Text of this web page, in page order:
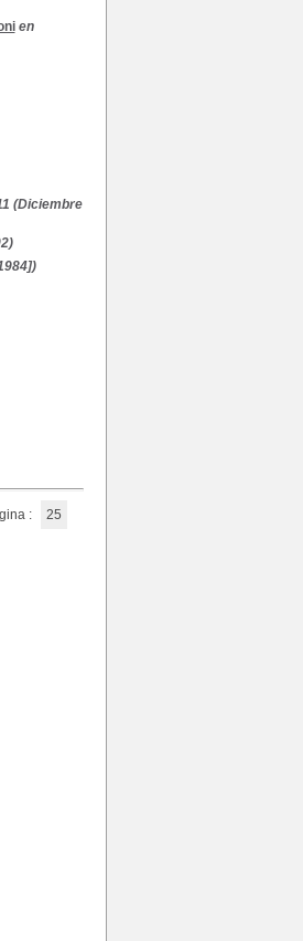
en
(Diciembre
: 25